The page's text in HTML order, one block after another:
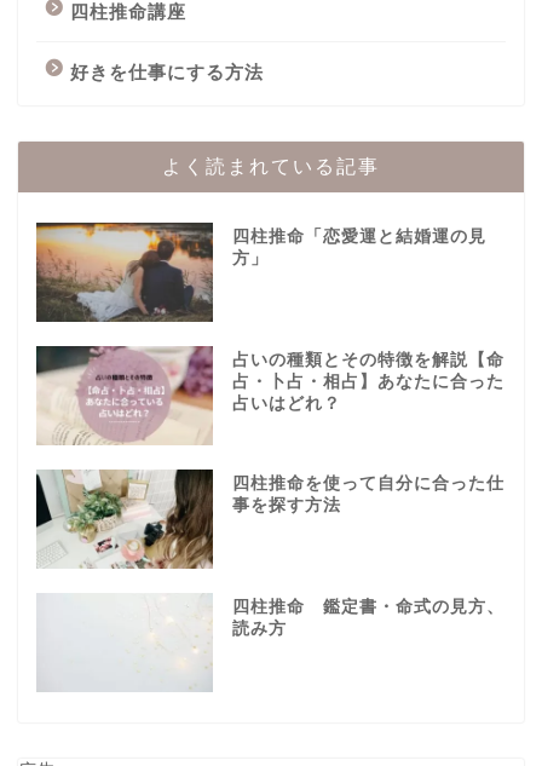
四柱推命講座
好きを仕事にする方法
よく読まれている記事
四柱推命「恋愛運と結婚運の見
方」
占いの種類とその特徴を解説【命
占・卜占・相占】あなたに合った
占いはどれ？
四柱推命を使って自分に合った仕
事を探す方法
四柱推命 鑑定書・命式の見方、
読み方